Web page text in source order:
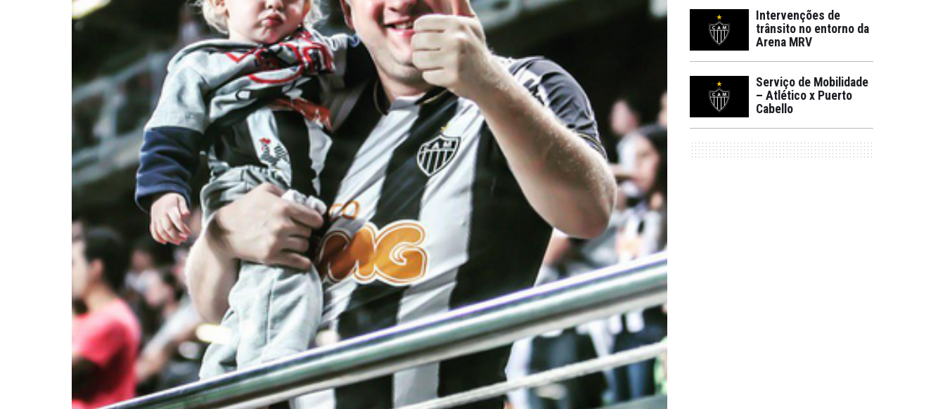
Intervenções de
trânsito no entorno da
Arena MRV
Serviço de Mobilidade
– Atlético x Puerto
Cabello